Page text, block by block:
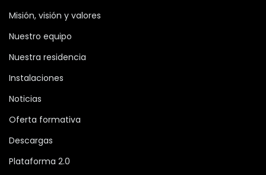
Misión, visión y valores
Nuestro equipo
Nuestra residencia
Instalaciones
Noticias
Oferta formativa
Descargas
Plataforma 2.0